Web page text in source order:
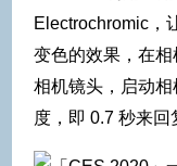
Electrochromic，
变色的效果，在
相机镜头，启动
度，即 0.7 秒来回